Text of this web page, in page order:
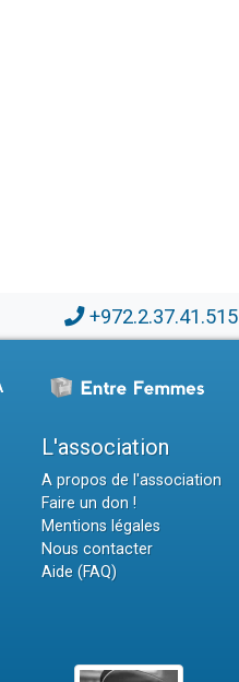
+972.2.37.41.515
L'association
A propos de l'association
Faire un don !
Mentions légales
Nous contacter
Aide (FAQ)